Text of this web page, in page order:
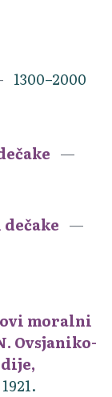
1300–2000
moralni
Ovsjaniko-
1921.